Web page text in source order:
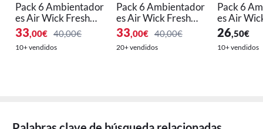
Pack 6 Ambientador
es Air Wick Freshma
tic White Bouquet 2
50ml
33,00€ 40,00€
10+ vendidos
Pack 6 Ambientador
es Air Wick Freshma
tic Nenuco 250ml
33,00€ 40,00€
20+ vendidos
Pack 6
es Air
tic Flor
250ml
26,50€
10+ vendidos